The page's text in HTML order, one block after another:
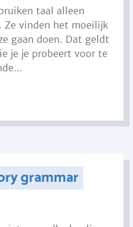
taal alleen
vinden het moeilijk
gaan doen. Dat geldt
je je probeert voor te
grammar